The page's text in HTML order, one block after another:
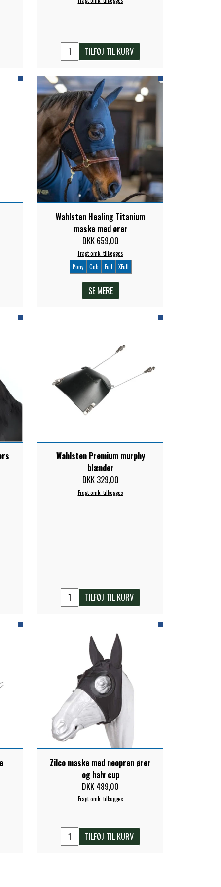
TILFØJ TIL KURV
Wahlsten Healing Titanium
maske med ører
DKK 659,00
Fragt omk. tillægges
Pony
Cob Full XFull
SE MERE
Wahlsten Premium murphy
blænder
DKK 329,00
Fragt omk. tillægges
TILFØJ TIL KURV
Zilco maske med neopren ører
og halv cup
DKK 489,00
Fragt omk. tillægges
TILFØJ TIL KURV